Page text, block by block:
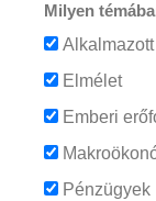
Milyen
Elmélet
Emberi
Pénzügyek